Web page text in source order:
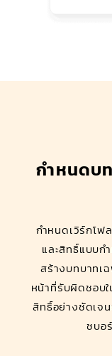
กำหนดบ
กำหนดเวิร์กโฟ
และสิทธิ์แบบก
สร้างบทบาทเ
หน้าที่รับผิดชอบ
สิทธิ์อย่างชัดเจ
ชบอ